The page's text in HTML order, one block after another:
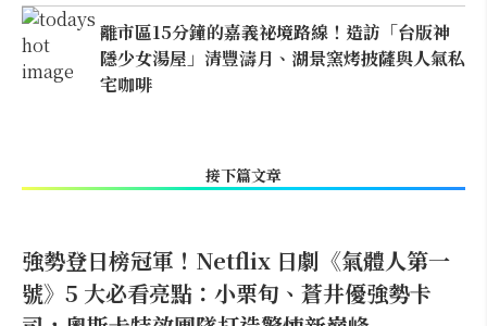
離市區15分鐘的嘉義祕境路線！造訪「台版神
隱少女湯屋」清豐濤月、湖景窯烤披薩與人氣私
宅咖啡
接下篇文章
強勢登日榜冠軍！Netflix 日劇《氣體人第一
號》5 大必看亮點：小栗旬、蒼井優強勢卡